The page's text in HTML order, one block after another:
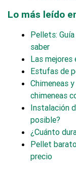
Lo más leído
Pellets:
saber
Las
Estufas de
Chimeneas
chimeneas
Instalación
posible?
¿Cuánto
Pellet
precio